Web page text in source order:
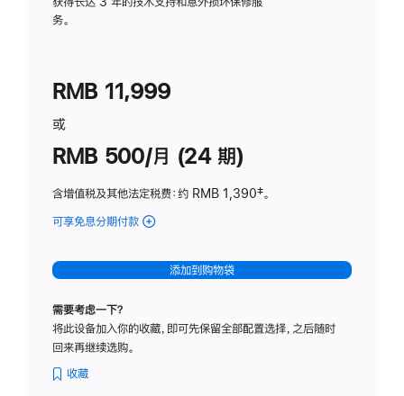
务。
RMB 11,999
或
RMB 500/月 (24 期)
含增值税及其他法定税费：约 RMB 1,390脚
‡。
可享免息分期付款 (Studio
-
标
璃
添加到购物袋
需要考虑一下？
将此设备加入你的收藏，即可先保留全部配置选择，之后随时
回来再继续选购。
收藏